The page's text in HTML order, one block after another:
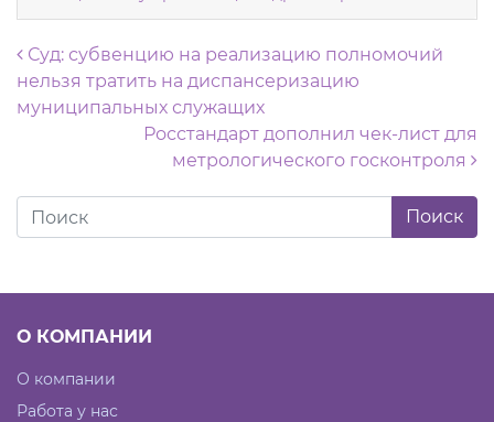
Навигация по записям
Суд: субвенцию на реализацию полномочий
нельзя тратить на диспансеризацию
муниципальных служащих
Росстандарт дополнил чек-лист для
метрологического госконтроля
О КОМПАНИИ
О компании
Работа у нас